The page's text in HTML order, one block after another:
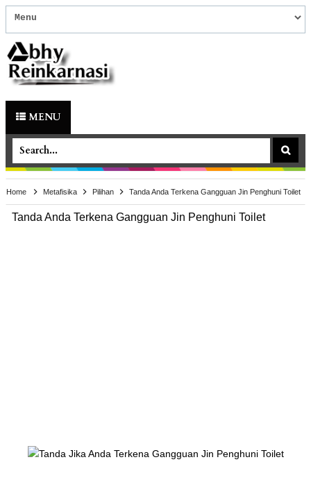
MENU
Home Metafisika Pilihan Tanda Anda Terkena Gangguan Jin Penghuni Toilet
Tanda Anda Terkena Gangguan Jin Penghuni Toilet